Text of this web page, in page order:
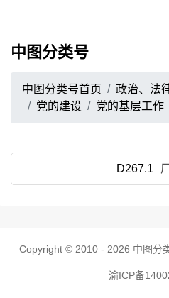
中图分类号
中图分类号首页 政治、法
党的建设
党的基层工作
D267.1
Copyright © 2010 - 2026 中图分
渝ICP备